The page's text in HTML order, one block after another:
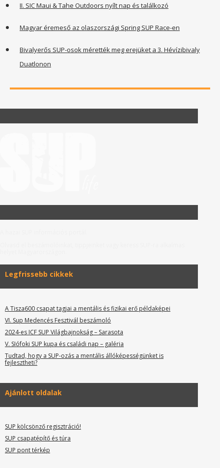
II. SIC Maui & Tahe Outdoors nyílt nap és találkozó
Magyar éremeső az olaszországi Spring SUP Race-en
Bivalyerős SUP-osok mérették meg erejüket a 3. Hévízibivaly
Duatlonon
Legfrissebb cikkek
A Tisza600 csapat tagjai a mentális és fizikai erő példaképei
VI. Sup Medencés Fesztivál beszámoló
2024-es ICF SUP Világbajnokság – Sarasota
V. SIófoki SUP kupa és családi nap – galéria
Tudtad, hogy a SUP-ozás a mentális állóképességünket is
fejlesztheti?
Ajánlott oldalak
SUP kölcsönző regisztráció!
SUP csapatépítő és túra
SUP pont térkép